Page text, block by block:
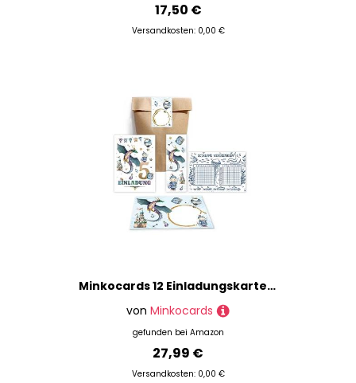
17,50 €
Versandkosten: 0,00 €
Minkocards 12 Einladungskarten zum 5. Kindergeburtstag Junge Ritter Drache Einladung zum fünften Geburtstag incl. 12 Umschläge, 12 Partytüten/natur, 12 Aufkleber, 12 Lesezeichen, 12 Schiffe versenken
von Minkocards
gefunden bei Amazon
27,99 €
Versandkosten: 0,00 €